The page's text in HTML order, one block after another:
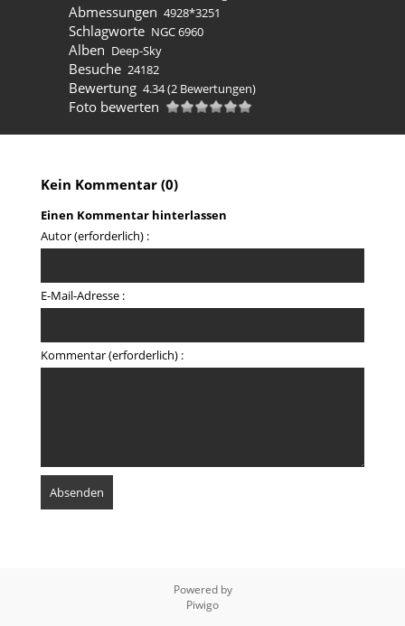
Abmessungen 4928*3251
Schlagworte NGC 6960
Alben Deep-Sky
Besuche 24182
Bewertung 4.34(2 Bewertungen)
Foto bewerten
Kein Kommentar (0)
Einen Kommentar hinterlassen
Autor (erforderlich) :
E-Mail-Adresse :
Kommentar (erforderlich) :
Powered by
Piwigo